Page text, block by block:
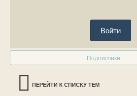
Войти
Подписчики
ПЕРЕЙТИ К СПИСКУ ТЕМ